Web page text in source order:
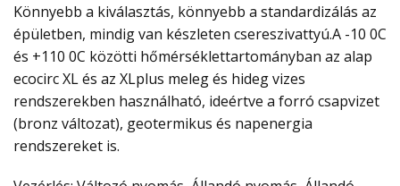
Könnyebb a kiválasztás, könnyebb a standardizálás az
épületben, mindig van készleten csereszivattyú.A -10 0C
és +110 0C közötti hőmérséklettartományban az alap
ecocirc XL és az XLplus meleg és hideg vizes
rendszerekben használható, ideértve a forró csapvizet
(bronz változat), geotermikus és napenergia
rendszereket is.